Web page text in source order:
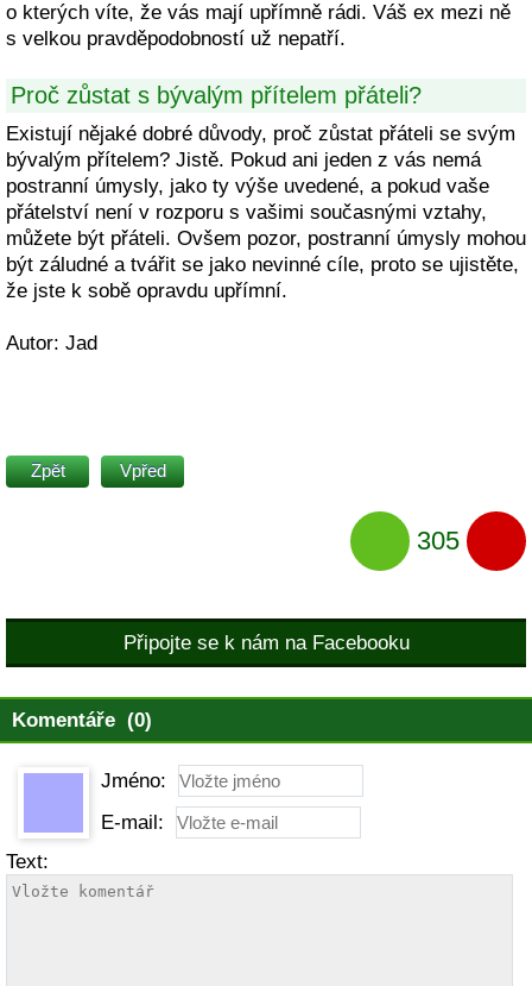
o kterých víte, že vás mají upřímně rádi. Váš ex mezi ně
s velkou pravděpodobností už nepatří.
Proč zůstat s bývalým přítelem přáteli?
Existují nějaké dobré důvody, proč zůstat přáteli se svým
bývalým přítelem? Jistě. Pokud ani jeden z vás nemá
postranní úmysly, jako ty výše uvedené, a pokud vaše
přátelství není v rozporu s vašimi současnými vztahy,
můžete být přáteli. Ovšem pozor, postranní úmysly mohou
být záludné a tvářit se jako nevinné cíle, proto se ujistěte,
že jste k sobě opravdu upřímní.
Autor: Jad
Zpět Vpřed
305
Připojte se k nám na Facebooku
Komentáře (0)
Jméno:
E-mail:
Text: